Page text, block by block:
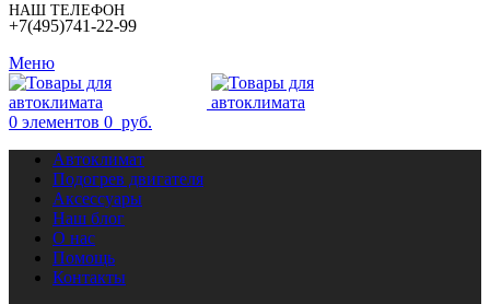
НАШ ТЕЛЕФОН
+7(495)741-22-99
Меню
0 элементов 0 руб.
Автоклимат
Подогрев двигателя
Аксессуары
Наш блог
О нас
Помощь
Контакты